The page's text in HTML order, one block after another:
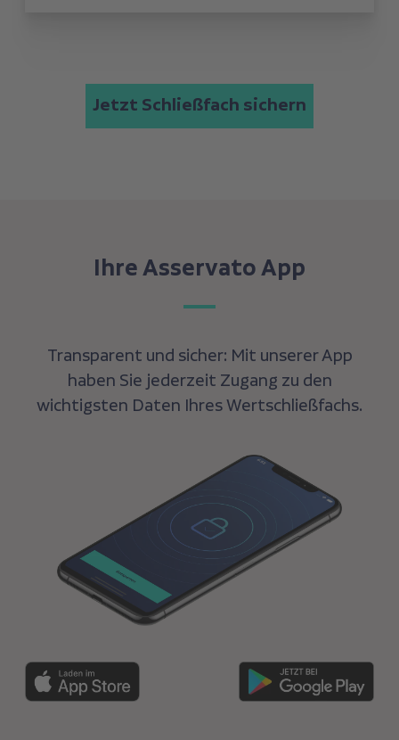
Jetzt Schließfach sichern
Ihre Asservato App
Transparent und sicher: Mit unserer App
haben Sie jederzeit Zugang zu den
wichtigsten Daten Ihres Wertschließfachs.